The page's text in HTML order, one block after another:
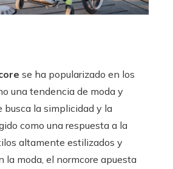
se ha popularizado en los
una tendencia de moda y
busca la simplicidad y la
como una respuesta a la
altamente estilizados y
la moda, el normcore apuesta